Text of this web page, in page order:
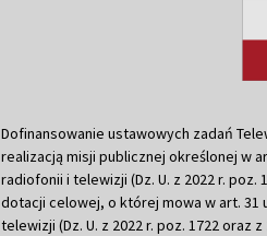
Dofinansowanie ustawowych zadań
realizacją misji publicznej określonej w
radiofonii i telewizji (Dz. U. z 2022 r.
dotacji celowej, o której mowa w art. 31
telewizji (Dz. U. z 2022 r. poz. 1722 oraz z